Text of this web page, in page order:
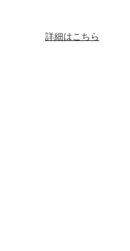
詳細はこちら